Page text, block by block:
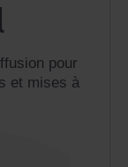
pour
et mises à